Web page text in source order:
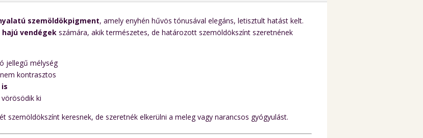
szemöldökpigment, amely enyhén hűvös tónusával elegáns, letisztult hatást kelt.
vendégek számára, akik természetes, de határozott szemöldökszínt szeretnének
jellegű mélység
kontrasztos
ki
szemöldökszínt keresnek, de szeretnék elkerülni a meleg vagy narancsos gyógyulást.